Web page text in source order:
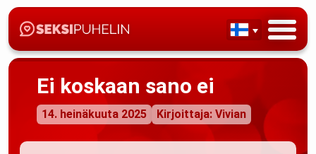
Ei koskaan sano ei
14. heinäkuuta 2025 Kirjoittaja: Vivian